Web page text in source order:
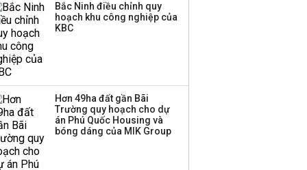
Bắc Ninh điều chỉnh quy
hoạch khu công nghiệp của
KBC
Hơn 49ha đất gần Bãi
Trường quy hoạch cho dự
án Phú Quốc Housing và
bóng dáng của MIK Group